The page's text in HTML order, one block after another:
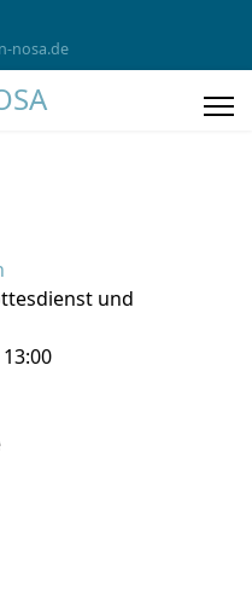
nosa.de
und